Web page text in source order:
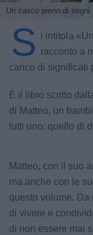
Un casco pieno di sogni
S i intitola
racconto a
carico di significati
È il libro scritto
di Matteo, un
tutti uno: quello di
Matteo, con il suo
ma anche con le
questo volume.
di vivere e
di non essere mai